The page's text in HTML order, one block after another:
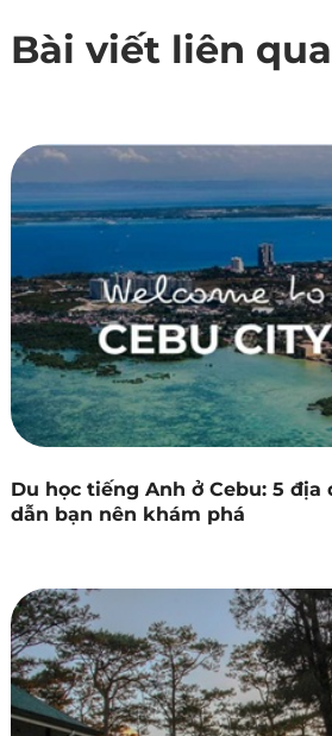
Bài viết liên
Du học tiếng Anh ở Cebu: 5
dẫn bạn nên khám phá